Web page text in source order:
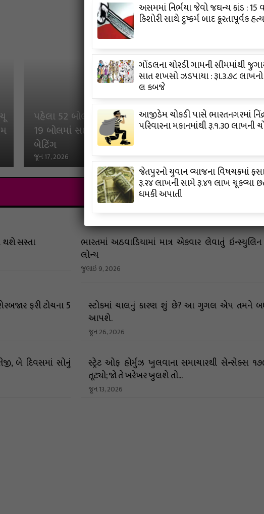
પહેલા 52 બોલમાં અડધી સદી, પછી માત્ર
19 બોલમાં સદી, ઈશાન કિશનની તોફાની
બેટિંગ
જૂન 17, 2026
પ્રિન્સ યાદવનું
ઈન્ડિયાએ તેને
બિઝનેસ
થશે સસ્તા
ભારતમાં અઠવાડિયામાં માત્ર એકવાર લેવાતું
લોન્ચ
જુલાઇ 9, 2026
ફરી ટોચના 5
સ્ટોકમાં ચાલનું કારણ શું છે? આ ગુગલ એપ તમને
આપશે.
જૂન 26, 2026
બે દિવસમાં સોનું
સ્ટ્રેટ ઓફ હોર્મુઝ ખુલવાના સમાચારથી સેન્સેક્સ
તૂટ્યો; જો તે ખરેખર ખુલશે તો...
જૂન 13, 2026
અસમમાં નિર્ભયા જેવો જઘન્ય કાંડ : 15
કિશોરી સાથે દુષ્કર્મ બાદ ક્રૂરતાપૂર્વક
ગોંડલના ચોરડી ગામની સીમમાંથી
સાત શખસો ઝડપાયા : રૂા.૩.૭૮ લાખનો
લ કબજે
આજીડેમ ચોકડી પાસે ભારતનગરમાં
પરિવારના મકાનમાંથી રૂ.૧.૩૦ લાખની
જેતપુરનો યુવાન વ્યાજના વિષચક્રમાં
રૂ.૨૪ લાખની સામે રૂ.૪૧ લાખ ચૂકવ્યા
ધમકી અપાતી